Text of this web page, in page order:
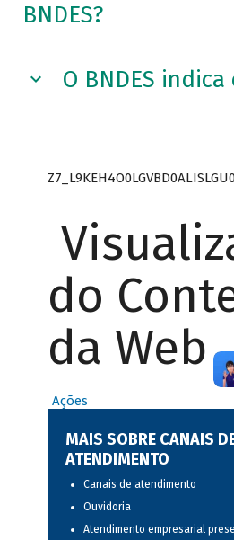
BNDES?
O BNDES
do
da Web
Ações
MAIS SOBRE CANAIS
ATENDIMENTO
Canais de atendimento
Ouvidoria
Atendimento empresarial